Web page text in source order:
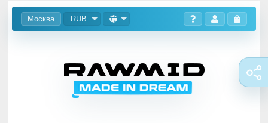
Москва RUB